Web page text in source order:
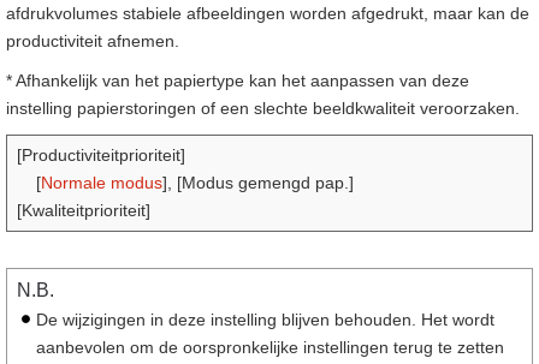
afdrukvolumes stabiele afbeeldingen worden afgedrukt, maar kan de
productiviteit afnemen.
* Afhankelijk van het papiertype kan het aanpassen van deze
instelling papierstoringen of een slechte beeldkwaliteit veroorzaken.
[Productiviteitprioriteit]
[Normale modus], [Modus gemengd pap.]
[Kwaliteitprioriteit]
N.B.
De wijzigingen in deze instelling blijven behouden. Het wordt
aanbevolen om de oorspronkelijke instellingen terug te zetten